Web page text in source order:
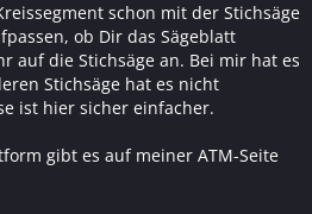
schon mit der Stichsäge
ob Dir das Sägeblatt
auf die Stichsäge an. Bei mir hat es
Stichsäge hat es nicht
ist hier sicher einfacher.
gibt es auf meiner ATM-Seite